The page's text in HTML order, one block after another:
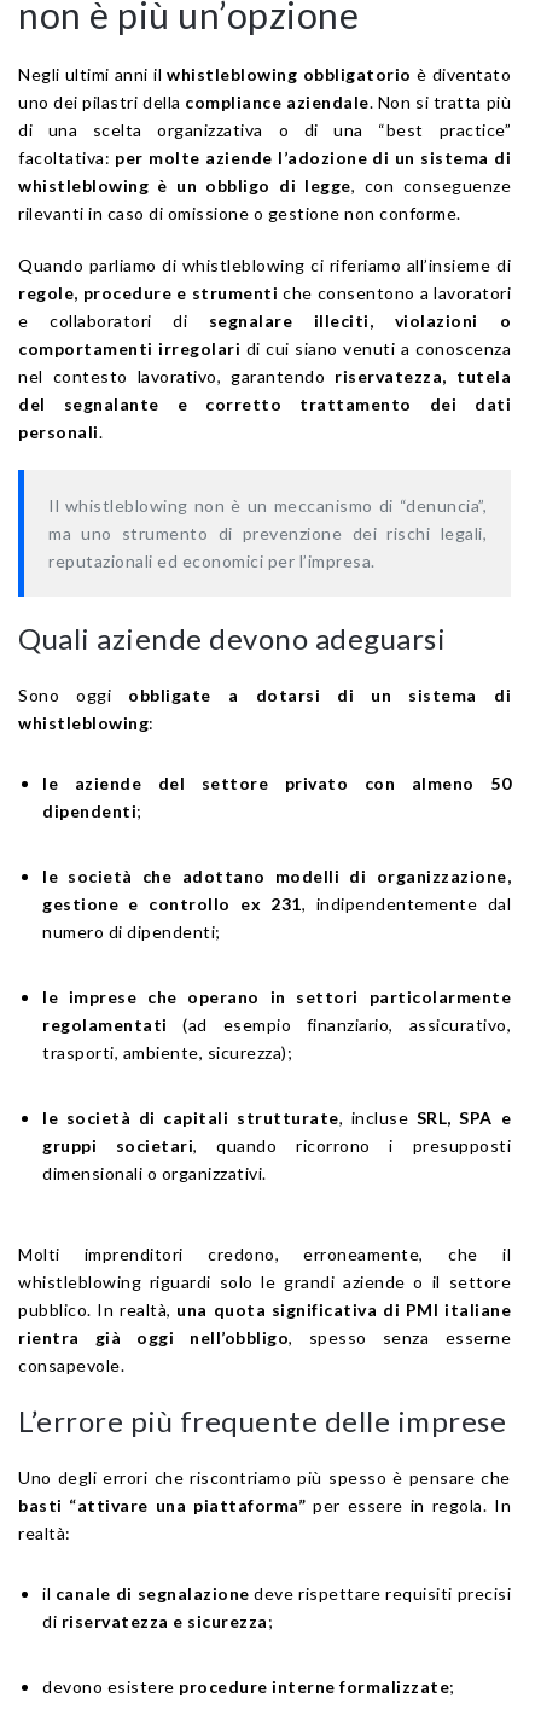
non è più un’opzione
Negli ultimi anni ilwhistleblowing obbligatorio è diventato
uno dei pilastri della compliance aziendale. Non si tratta più
di una scelta organizzativa o di una “best practice”
facoltativa: per molte aziende l’adozione di un sistema di
whistleblowing è un obbligo di legge, con conseguenze
rilevanti in caso di omissione o gestione non conforme.
Quando parliamo di whistleblowing ci riferiamo all’insieme di
regole, procedure e strumenti che consentono a lavoratori
e collaboratori di segnalare illeciti, violazioni o
comportamenti irregolari di cui siano venuti a conoscenza
nel contesto lavorativo, garantendo riservatezza, tutela
del segnalante e corretto trattamento dei dati
personali.
Il whistleblowing non è un meccanismo di “denuncia”,
ma uno strumento di prevenzione dei rischi legali,
reputazionali ed economici per l’impresa.
Quali aziende devono adeguarsi
Sono oggi obbligate a dotarsi di un sistema di
whistleblowing:
le aziende del settore privato con almeno 50
dipendenti;
le società che adottano modelli di organizzazione,
gestione e controllo ex 231, indipendentemente dal
numero di dipendenti;
le imprese che operano in settori particolarmente
regolamentati (ad esempio finanziario, assicurativo,
trasporti, ambiente, sicurezza);
le società di capitali strutturate, incluse SRL, SPA e
gruppi societari, quando ricorrono i presupposti
dimensionali o organizzativi.
Molti imprenditori credono, erroneamente, che il
whistleblowing riguardi solo le grandi aziende o il settore
pubblico. In realtà, una quota significativa di PMI italiane
rientra già oggi nell’obbligo, spesso senza esserne
consapevole.
L’errore più frequente delle imprese
Uno degli errori che riscontriamo più spesso è pensare che
basti “attivare una piattaforma” per essere in regola. In
realtà:
il canale di segnalazione deve rispettare requisiti precisi
di riservatezza e sicurezza;
devono esistere procedure interne formalizzate;